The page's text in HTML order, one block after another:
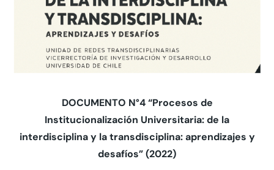
DOCUMENTO N°4 “Procesos de
Institucionalización Universitaria: de la
interdisciplina y la transdisciplina: aprendizajes y
desafíos” (2022)